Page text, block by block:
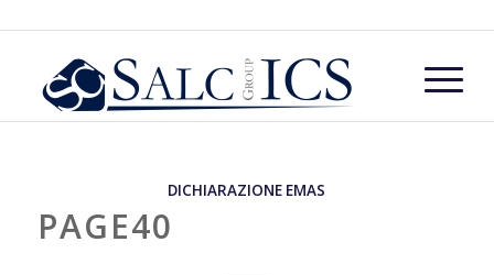
DICHIARAZIONE EMAS
PAGE40